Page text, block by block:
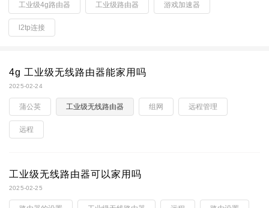
工业级4g路由器 工业级路由器 游戏加速器
l2tp连接
4g 工业级无线路由器能家用吗
2025-02-24
蒲公英 工业级无线路由器 组网 远程管理
远程
工业级无线路由器可以家用吗
2025-02-25